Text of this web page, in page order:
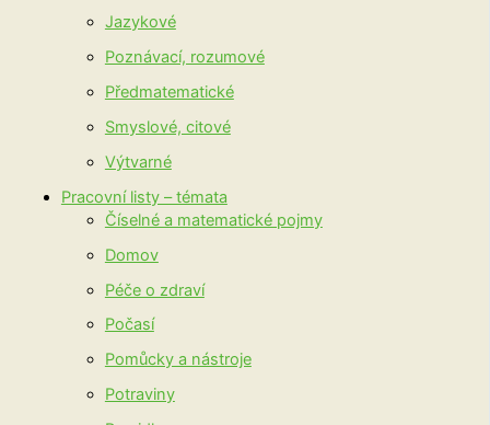
Jazykové
Poznávací, rozumové
Předmatematické
Smyslové, citové
Výtvarné
Pracovní listy – témata
Číselné a matematické pojmy
Domov
Péče o zdraví
Počasí
Pomůcky a nástroje
Potraviny